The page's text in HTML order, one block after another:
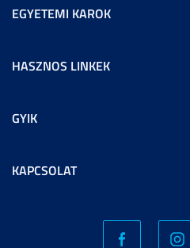
EGYETEMI KAROK
HASZNOS LINKEK
GYIK
KAPCSOLAT